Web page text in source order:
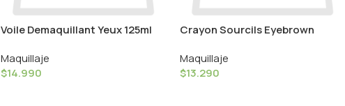
Voile Demaquillant Yeux 125ml
Maquillaje
$14.990
Crayon Sourcils Eyebrown
Maquillaje
$13.290